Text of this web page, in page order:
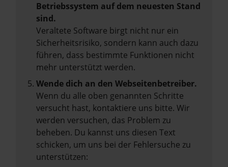
Betriebssystem auf dem neuesten Stand
sind.
Veraltete Software birgt nicht nur ein
Sicherheitsrisiko, sondern kann auch dazu
führen, dass bestimmte Funktionen nicht
mehr unterstützt werden.
Wende dich an den Webseitenbetreiber.
Wenn du alle oben genannten Schritte
versucht hast, kontaktiere uns bitte. Wir
werden versuchen, das Problem zu
beheben. Du kannst uns diesen Text
schicken, um uns bei der Fehlersuche zu
unterstützen: